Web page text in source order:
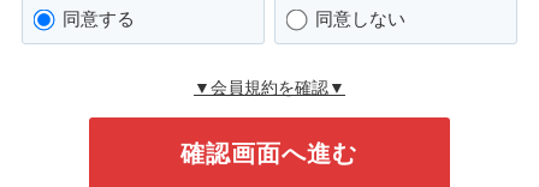
同意する 同意しない
▼会員規約を確認▼